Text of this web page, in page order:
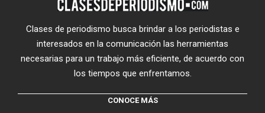
Clases de periodismo busca brindar a los periodistas e
interesados en la comunicación las herramientas
necesarias para un trabajo más eficiente, de acuerdo con
los tiempos que enfrentamos.
CONOCE MÁS